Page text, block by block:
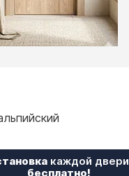
каждой двери
бесплатно!